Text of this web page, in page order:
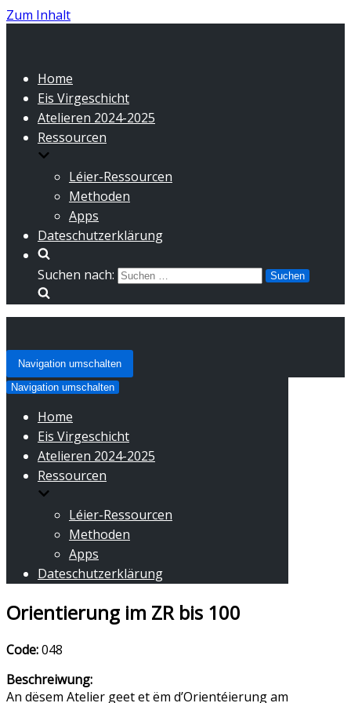
Zum Inhalt
Home
Eis Virgeschicht
Atelieren 2024-2025
Ressourcen
Léier-Ressourcen
Methoden
Apps
Dateschutzerklärung
Suchen nach:
Navigation umschalten
Navigation umschalten
Home
Eis Virgeschicht
Atelieren 2024-2025
Ressourcen
Léier-Ressourcen
Methoden
Apps
Dateschutzerklärung
Orientierung im ZR bis 100
Code:048
Beschreiwung:
An dësem Atelier geet et ëm d’Orientéierung am